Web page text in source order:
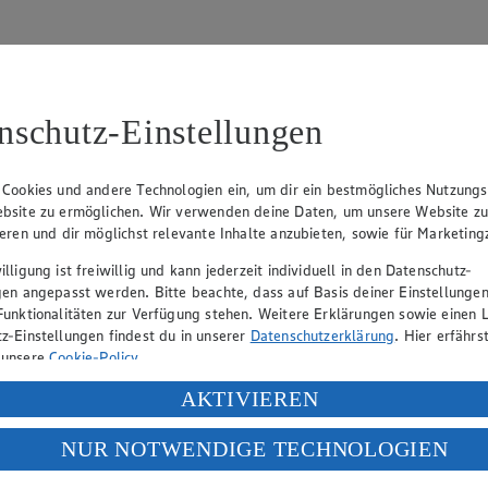
Fickert (Vorstandsmitglied), Jürgen Mäder
gewährt Ihnen jedoch das Recht, den auf dieser Website
und Vervielfältigung von Bildmaterial oder Grafiken aus
verantwortlich. Firma und Anschriften unserer
hin, dass wir nicht an einem Streitbeilegungsverfahren vor einer
Einstellungen
und andere Technologien ein, um dir ein bestmögliches
zu ermöglichen. Wir verwenden deine Daten, um unsere Website zu
und dir möglichst relevante Inhalte anzubieten, sowie für
ist freiwillig und kann jederzeit individuell in den Datenschutz-
angepasst werden. Bitte beachte, dass auf Basis deiner
zur Verfügung stehen. Weitere Erklärungen sowie einen
Einstellungen findest du in unserer Datenschutzerklärung. Hier
Cookie-Policy.
deiner personenbezogenen Daten in den USA durch Facebook und
„Aktivieren“ klickst, willigst du im Sinne des Art. 49 Abs. 1 Satz 1 lit.
Daten in den USA verarbeitet werden. Der EuGH sieht die USA als
europäischen Standards nicht angemessenen Datenschutzniveau an. Es
AKTIVIEREN
NUR NOTWENDIGE TECHNOLOGIEN